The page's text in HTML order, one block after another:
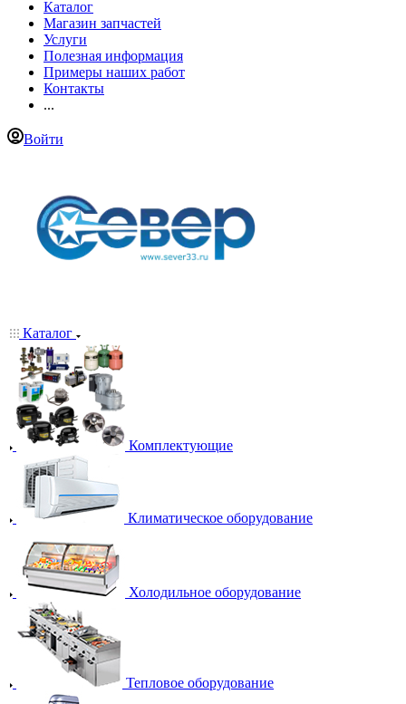
Каталог
Магазин запчастей
Услуги
Полезная информация
Примеры наших работ
Контакты
...
Войти
Каталог
Комплектующие
Климатическое оборудование
Холодильное оборудование
Тепловое оборудование